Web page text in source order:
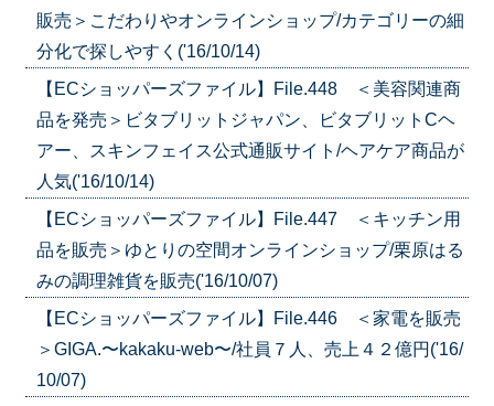
販売＞こだわりやオンラインショップ/カテゴリーの細
分化で探しやすく('16/10/14)
【ECショッパーズファイル】File.448 ＜美容関連商
品を発売＞ビタブリットジャパン、ビタブリットCヘ
アー、スキンフェイス公式通販サイト/ヘアケア商品が
人気('16/10/14)
【ECショッパーズファイル】File.447 ＜キッチン用
品を販売＞ゆとりの空間オンラインショップ/栗原はる
みの調理雑貨を販売('16/10/07)
【ECショッパーズファイル】File.446 ＜家電を販売
＞GIGA.〜kakaku-web〜/社員７人、売上４２億円('16/
10/07)